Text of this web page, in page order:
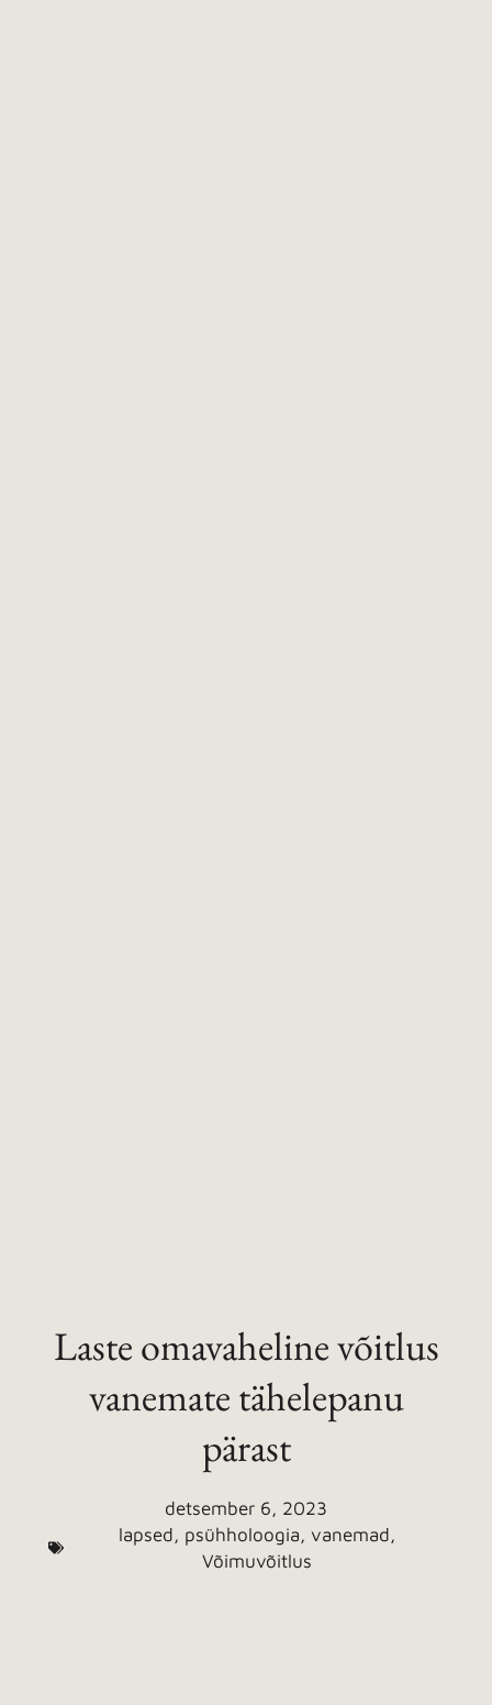
Laste omavaheline võitlus
vanemate tähelepanu
pärast
detsember 6, 2023
lapsed, psühholoogia, vanemad,
Võimuvõitlus